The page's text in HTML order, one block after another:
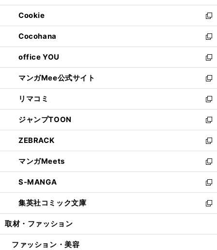
開
く
ウ
で
開
く
ン
ド
ウ
で
開
く
ウ
ィ
ン
ド
ウ
で
開
く
Cookie
新
し
い
ウ
ィ
ン
ド
ウ
で
開
く
Cocohana
新
し
い
ウ
ィ
ン
ド
ウ
で
開
く
office YOU
新
し
い
ウ
ィ
ン
ド
ウ
で
開
く
マンガMee公式サイト
新
し
い
ウ
ィ
ン
ド
ウ
で
開
く
リマコミ
新
し
い
ウ
ィ
ン
ド
ウ
で
開
く
ジャンプTOON
新
し
い
ウ
ィ
ン
ド
ウ
で
開
ZEBRACK
新
し
い
ウ
ィ
ン
ド
ウ
開
マンガMeets
新
し
い
ウ
ィ
ン
ウ
S-MANGA
新
し
い
ウ
ン
集英社コミック文庫
新
し
ウ
取材・ファッション
ファッション・美容